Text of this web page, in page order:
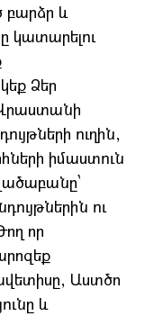
և
կատարելու
Ձեր
ուղին,
իմաստուն
ու
որ
Աստծո
և